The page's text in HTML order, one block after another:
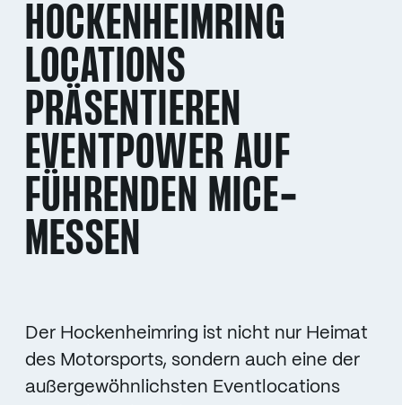
HOCKENHEIMRING
LOCATIONS
PRÄSENTIEREN
EVENTPOWER AUF
FÜHRENDEN MICE-
MESSEN
Der Hockenheimring ist nicht nur Heimat
des Motorsports, sondern auch eine der
außergewöhnlichsten Eventlocations